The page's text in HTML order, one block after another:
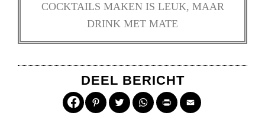
COCKTAILS MAKEN IS LEUK, MAAR
DRINK MET MATE
DEEL BERICHT
PinterestTwitterWhatsApp
Print